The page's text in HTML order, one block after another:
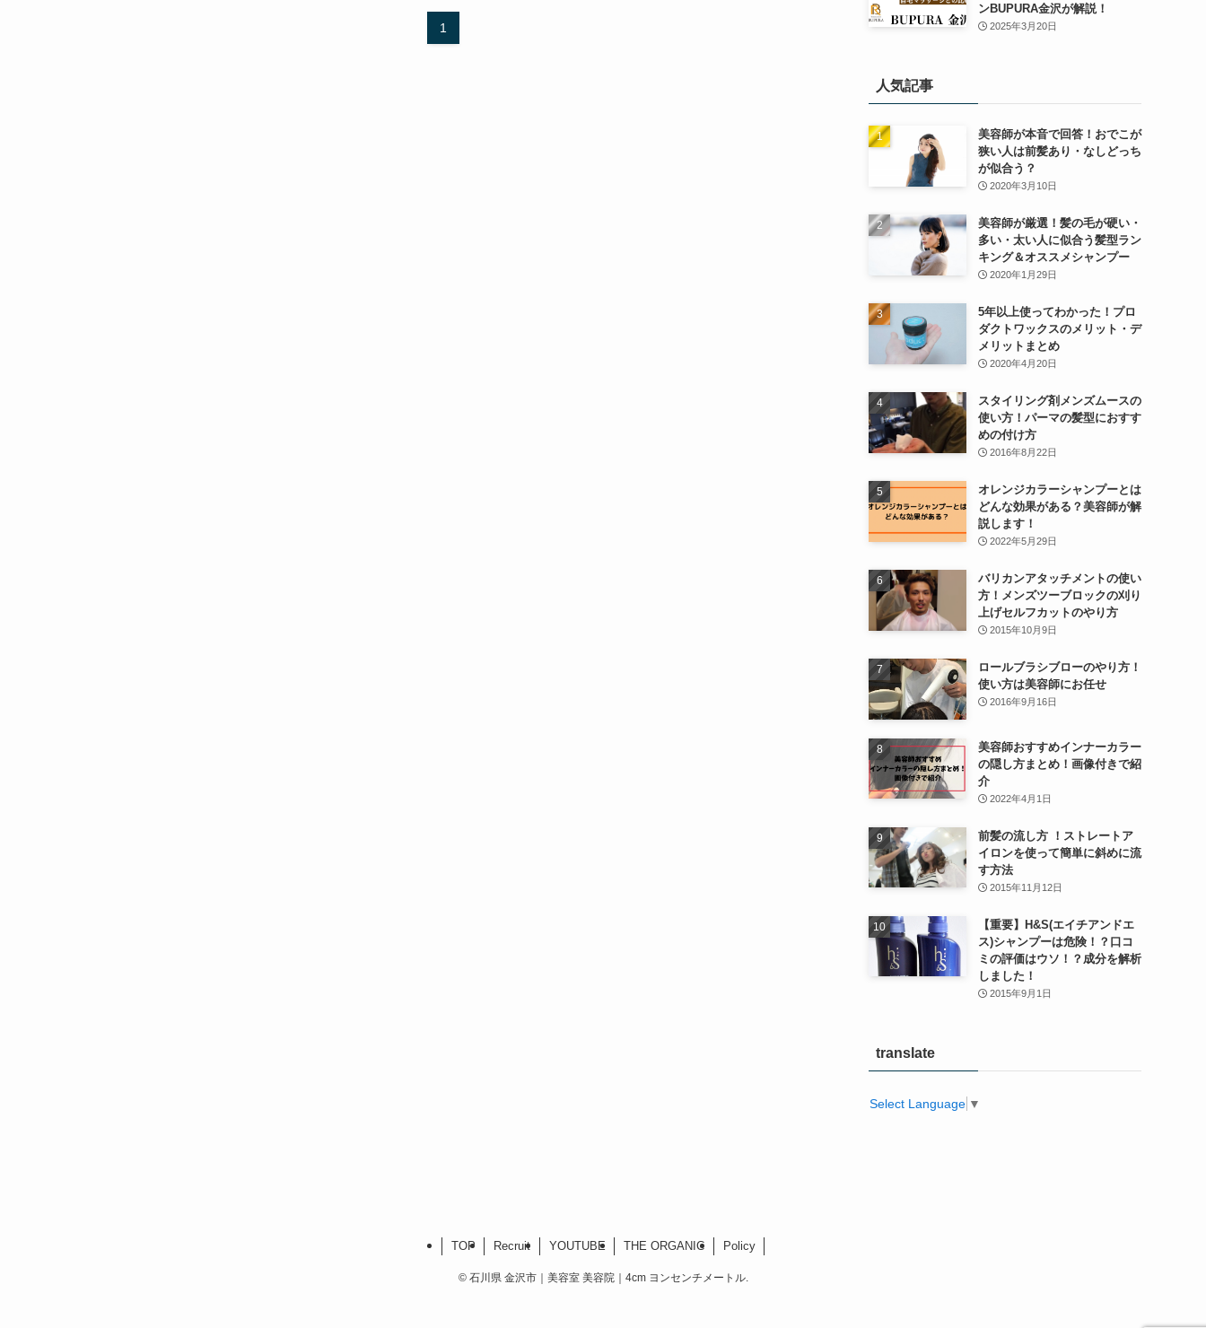
1
ンBUPURA金沢が解説！
2025年3月20日
人気記事
美容師が本音で回答！おでこが
狭い人は前髪あり・なしどっち
が似合う？
2020年3月10日
美容師が厳選！髪の毛が硬い・
多い・太い人に似合う髪型ラン
キング＆オススメシャンプー
2020年1月29日
5年以上使ってわかった！プロ
ダクトワックスのメリット・デ
メリットまとめ
2020年4月20日
スタイリング剤メンズムースの
使い方！パーマの髪型におすす
めの付け方
2016年8月22日
オレンジカラーシャンプーとは
どんな効果がある？美容師が解
説します！
2022年5月29日
バリカンアタッチメントの使い
方！メンズツーブロックの刈り
上げセルフカットのやり方
2015年10月9日
ロールブラシブローのやり方！
使い方は美容師にお任せ
2016年9月16日
美容師おすすめインナーカラー
の隠し方まとめ！画像付きで紹
介
2022年4月1日
前髪の流し方 ！ストレートア
イロンを使って簡単に斜めに流
す方法
2015年11月12日
【重要】H&S(エイチアンドエ
ス)シャンプーは危険！？口コ
ミの評価はウソ！？成分を解析
しました！
2015年9月1日
translate
Select Language ▼
TOP Recruit YOUTUBE THE ORGANIC Policy
©石川県 金沢市｜美容室 美容院｜4cm ヨンセンチメートル.